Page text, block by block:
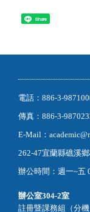
Share
電話：886-3-
傳真：886-3-
E-Mail：
262-47宜蘭縣礁溪
辦公時間：週一~五
辦公室304-2室
註冊暨課務組（分機